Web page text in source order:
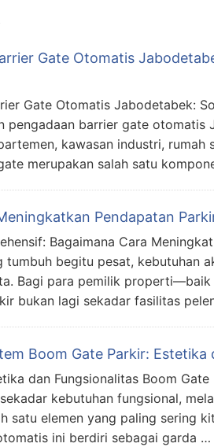
Gate Otomatis
Gate Otomatis Jabodetabek:
pengadaan barrier gate
kawasan industri,
merupakan salah satu
Pendapatan
Bagaimana Cara
tumbuh begitu pesat, kebutuhan
Bagi para pemilik
bukan lagi sekadar fasilitas
Boom Gate Parkir: Estetika
dan Fungsionalitas Boom
kebutuhan fungsional,
satu elemen yang paling sering
ini berdiri sebagai garda …